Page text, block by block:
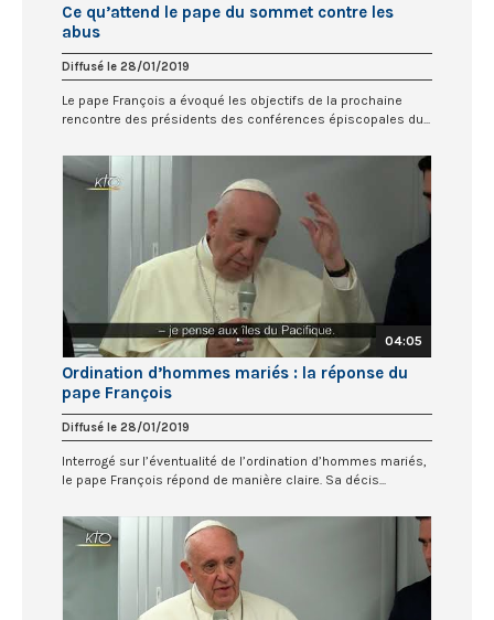
Ce qu’attend le pape du sommet contre les
abus
Diffusé le 28/01/2019
Le pape François a évoqué les objectifs de la prochaine
rencontre des présidents des conférences épiscopales du...
04:05
Ordination d’hommes mariés : la réponse du
pape François
Diffusé le 28/01/2019
Interrogé sur l’éventualité de l’ordination d’hommes mariés,
le pape François répond de manière claire. Sa décis...